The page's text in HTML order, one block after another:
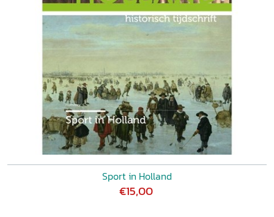
Sport in Holland
€15,00